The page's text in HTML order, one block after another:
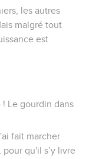
les autres
malgré tout
est
Le gourdin dans
fait marcher
qu'il s’y livre